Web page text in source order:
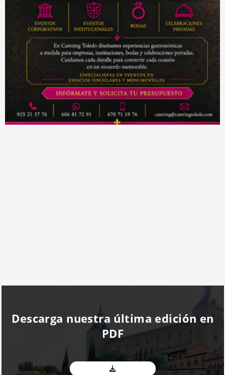
Descarga nuestra última edición en
PDF